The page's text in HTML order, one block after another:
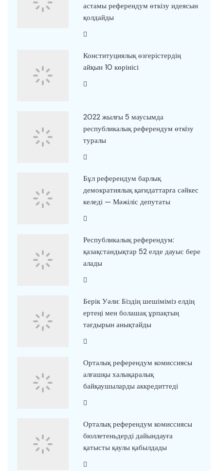
астамы референдум өткізу идеясын
қолдайды
Конституциялық өзгерістердің
айқын 10 көрінісі
2022 жылғы 5 маусымда
республикалық референдум өткiзу
туралы
Бұл референдум барлық
демократиялық қағидаттарға сәйкес
келеді — Мәжіліс депутаты
Республикалық референдум:
қазақстандықтар 52 елде дауыс бере
алады
Берік Уәли: Біздің шешіміміз елдің
ертеңі мен болашақ ұрпақтың
тағдырын анықтайды
Орталық референдум комиссиясы
алғашқы халықаралық
байқаушыларды аккредиттеді
Орталық референдум комиссиясы
бюллетеньдерді дайындауға
қатысты қаулы қабылдады